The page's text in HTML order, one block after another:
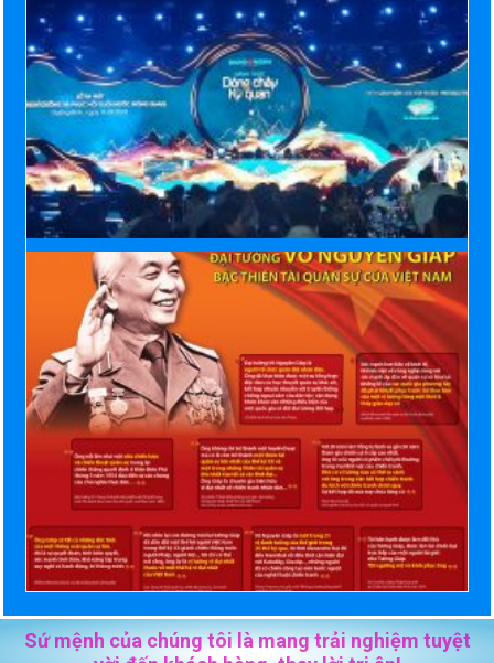
Sứ mệnh của chúng tôi là mang trải nghiệm tuyệt